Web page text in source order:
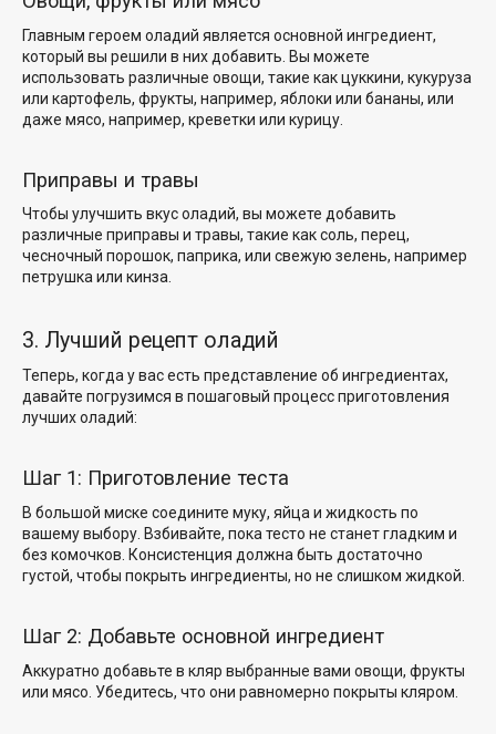
Главным героем оладий является основной ингредиент,
который вы решили в них добавить. Вы можете
использовать различные овощи, такие как цуккини, кукуруза
или картофель, фрукты, например, яблоки или бананы, или
даже мясо, например, креветки или курицу.
Приправы и травы
Чтобы улучшить вкус оладий, вы можете добавить
различные приправы и травы, такие как соль, перец,
чесночный порошок, паприка, или свежую зелень, например
петрушка или кинза.
3. Лучший рецепт оладий
Теперь, когда у вас есть представление об ингредиентах,
давайте погрузимся в пошаговый процесс приготовления
лучших оладий:
Шаг 1: Приготовление теста
В большой миске соедините муку, яйца и жидкость по
вашему выбору. Взбивайте, пока тесто не станет гладким и
без комочков. Консистенция должна быть достаточно
густой, чтобы покрыть ингредиенты, но не слишком жидкой.
Шаг 2: Добавьте основной ингредиент
Аккуратно добавьте в кляр выбранные вами овощи, фрукты
или мясо. Убедитесь, что они равномерно покрыты кляром.